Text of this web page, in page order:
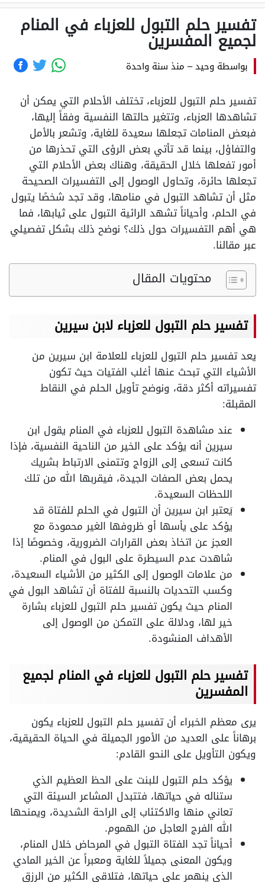
تفسير حلم التبول للعزباء في المنام
لجميع المفسرين
بواسطة وحيد– منذ سنة واحدة
تفسير حلم التبول للعزباء، تختلف الأحلام التي يمكن أن
تشاهدها العزباء، وتتغير حالتها النفسية وفقاً إليها،
فبعض المنامات تجعلها سعيدة للغاية، وتشعر بالأمل
والتفاؤل، بينما قد تأتي بعض الرؤى التي تحذرها من
أمور تفعلها خلال الحقيقة، وهناك بعض الأحلام التي
تجعلها حائرة، وتحاول الوصول إلى التفسيرات الصحيحة
مثل أن تشاهد التبول في منامها، وقد تجد شخصًا يتبول
في الحلم، وأحياناً تشهد الرائية التبول على ثيابها، فما
هي أهم التفسيرات حول ذلك؟ نوضح ذلك بشكل تفصيلي
عبر مقالنا.
محتويات المقال
تفسير حلم التبول للعزباء لابن سيرين
يعد تفسير حلم التبول للعزباء للعلامة ابن سيرين من
الأشياء التي تبحث عنها أغلب الفتيات حيث تكون
تفسيراته أكثر دقة، ونوضح تأويل الحلم في النقاط
المقبلة:
عند مشاهدة التبول للعزباء في المنام يقول ابن
سيرين أنه يؤكد على الخير من الناحية النفسية، فإذا
كانت تسعى إلى الزواج وتتمنى الارتباط بشريك
يحمل بعض الصفات الجيدة، فيقربها الله من تلك
اللحظات السعيدة.
يَعتبر ابن سيرين أن التبول في الحلم للفتاة قد
يؤكد على يأسها أو ظروفها الغير محمودة مع
العجز عن اتخاذ بعض القرارات الضرورية، وخصوصًا إذا
شاهدت عدم السيطرة على البول في المنام.
من علامات الوصول إلى الكثير من الأشياء السعيدة،
وكسب التحديات بالنسبة للفتاة أن تشاهد البول في
المنام حيث يكون تفسير حلم التبول للعزباء بشارة
خير لها، ودلالة على التمكن من الوصول إلى
الأهداف المنشودة.
تفسير حلم التبول للعزباء في المنام لجميع
المفسرين
يرى معظم الخبراء أن تفسير حلم التبول للعزباء يكون
برهاناً على العديد من الأمور الجميلة في الحياة الحقيقية،
ويكون التأويل على النحو القادم:
يؤكد حلم التبول للبنت على الحظ العظيم الذي
ستناله في حياتها، فتتبدل المشاعر السيئة التي
تعاني منها والاكتئاب إلى الراحة الشديدة، ويمنحها
الله الفرج العاجل من الهموم.
أحياناً تجد الفتاة التبول في المرحاض خلال المنام،
ويكون المعنى جميلاً للغاية ومعبراً عن الخير المادي
الذي ينهمر على حياتها، فتلاقي الكثير من الرزق